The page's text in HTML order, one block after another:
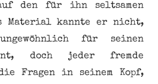
den für ihn seltsamen
Material kannte er nicht,
für seinen
doch jeder fremde
Fragen in seinem Kopf,